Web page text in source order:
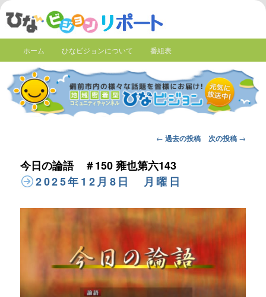
ホーム ひなビジョンについて 番組表
Post
← 過去の投稿 次の投稿 →
今日の論語 ＃150 雍也第六143
2025年12月8日 月曜日